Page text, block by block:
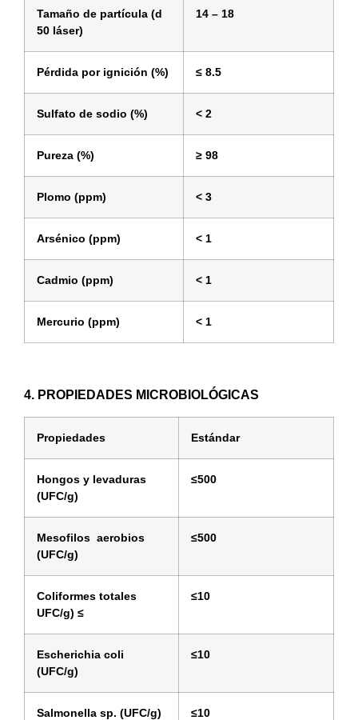
Tamaño de partícula (d
50 láser)
14 – 18
Pérdida por ignición (%) ≤ 8.5
Sulfato de sodio (%) < 2
Pureza (%) ≥ 98
Plomo (ppm) < 3
Arsénico (ppm) < 1
Cadmio (ppm) < 1
Mercurio (ppm) < 1
4. PROPIEDADES MICROBIOLÓGICAS
Propiedades Estándar
Hongos y levaduras
(UFC/g)
≤500
Mesofilos aerobios
(UFC/g)
≤500
Coliformes totales
UFC/g) ≤
≤10
Escherichia coli
(UFC/g)
≤10
Salmonella sp. (UFC/g) ≤10